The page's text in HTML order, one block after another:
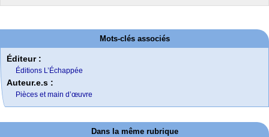
Mots-clés associés
Éditeur :
Éditions L’Échappée
Auteur.e.s :
Pièces et main d’œuvre
Dans la même rubrique